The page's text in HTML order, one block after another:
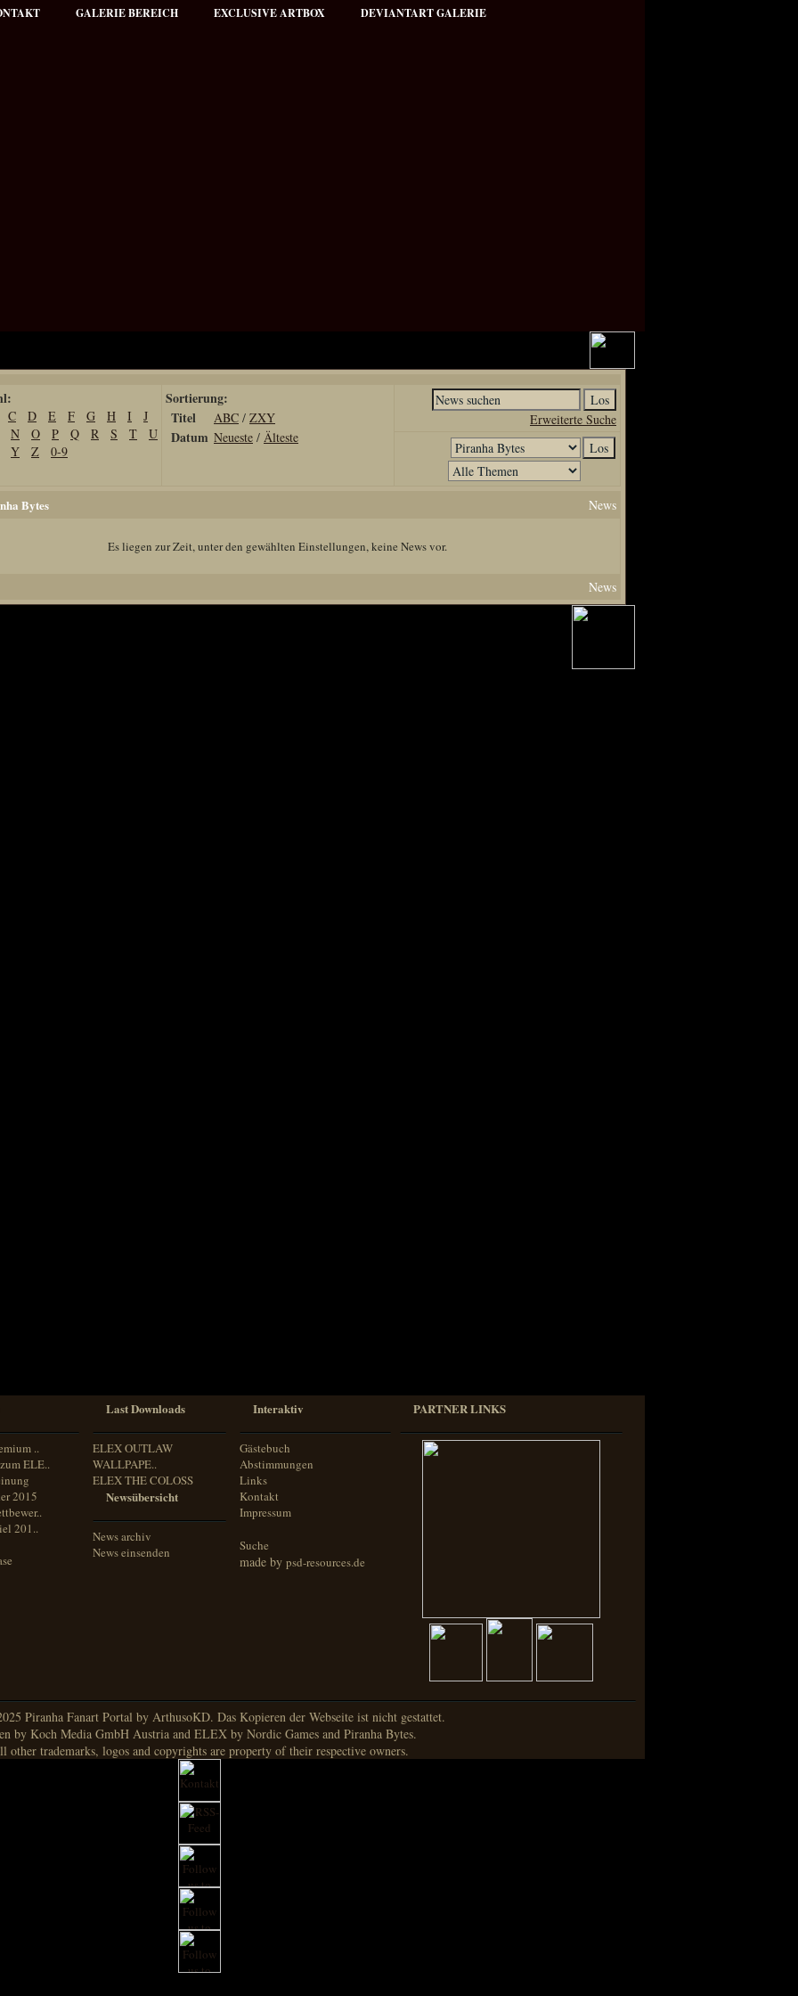
GALERIE BEREICH EXCLUSIVE ARTBOX DEVIANTART GALERIE
C D E F G H I
J
N O P Q R S T
U
Y Z 0-9
Sortierung:
Titel
ABC / ZXY
Datum Neueste / Älteste
Erweiterte Suche
Bytes News
Es liegen zur Zeit, unter den gewählten Einstellungen, keine News vor.
News
..
ELE..
2015
201..
Last Downloads
ELEX OUTLAW
WALLPAPE..
ELEX THE COLOSS
Newsübersicht
News archiv
News einsenden
Interaktiv
Gästebuch
Abstimmungen
Links
Kontakt
Impressum
Suche
made by psd-resources.de
PARTNER LINKS
Piranha Fanart Portal by ArthusoKD. Das Kopieren der Webseite ist nicht gestattet.
by Koch Media GmbH Austria and ELEX by Nordic Games and Piranha Bytes.
other trademarks, logos and copyrights are property of their respective owners.